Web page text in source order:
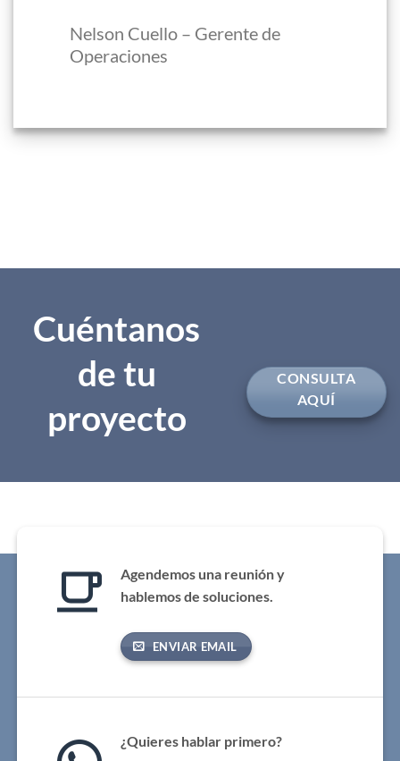
Nelson Cuello – Gerente de
Operaciones
Cuéntanos
de tu
proyecto
CONSULTA
AQUÍ
Agendemos una reunión y
hablemos de soluciones.
ENVIAR EMAIL
¿Quieres hablar primero?